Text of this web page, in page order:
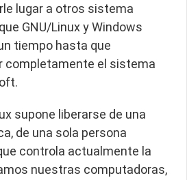
lugar a otros sistema
GNU/Linux y Windows
tiempo hasta que
completamente el sistema
supone liberarse de una
de una sola persona
controla actualmente la
nuestras computadoras,